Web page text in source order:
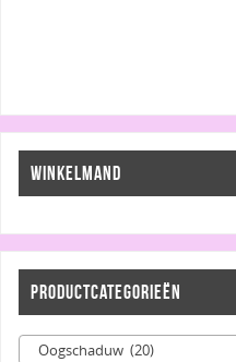
WINKELMAND
PRODUCTCATEGORIEËN
Oogschaduw (20)